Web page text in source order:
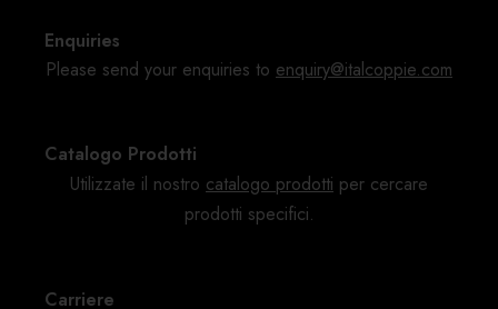
Enquiries
Please send your enquiries to enquiry@italcoppie.com
Catalogo Prodotti
Utilizzate il nostro catalogo prodotti per cercare
prodotti specifici.
Carriere